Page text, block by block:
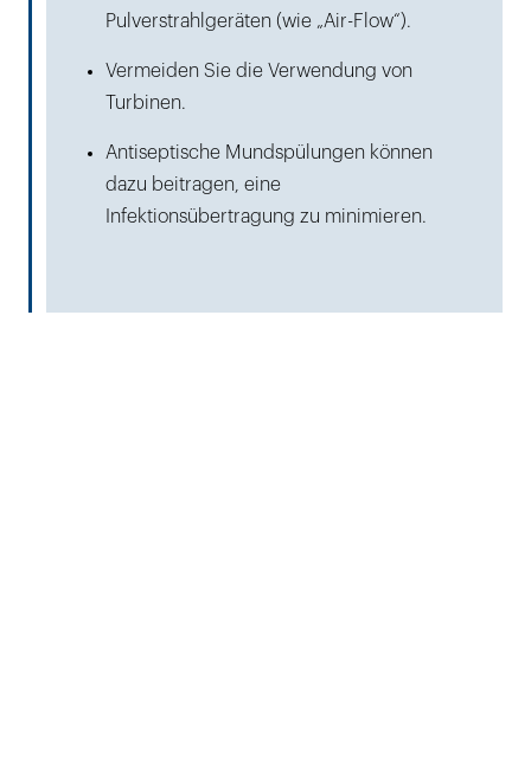
Pulverstrahlgeräten (wie „Air-Flow“).
Vermeiden Sie die Verwendung von
Turbinen.
Antiseptische Mundspülungen können
dazu beitragen, eine
Infektionsübertragung zu minimieren.